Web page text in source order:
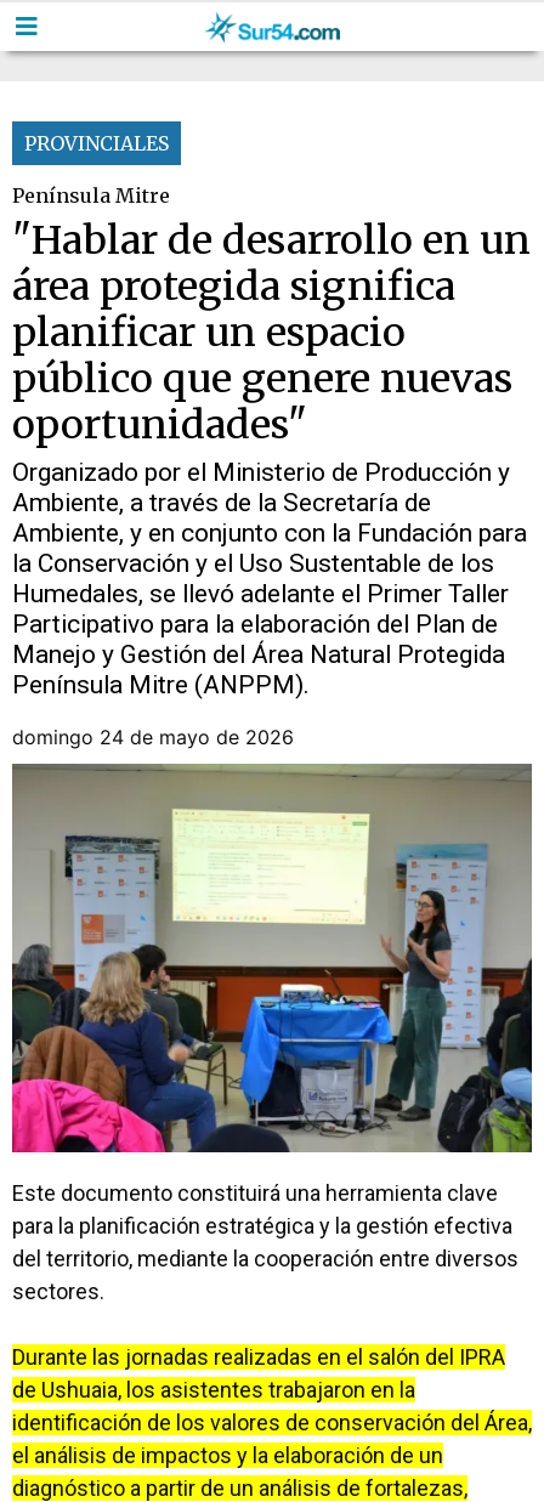
PROVINCIALES
Península Mitre
"Hablar de desarrollo en un
área protegida significa
planificar un espacio
público que genere nuevas
oportunidades"
Organizado por el Ministerio de Producción y
Ambiente, a través de la Secretaría de
Ambiente, y en conjunto con la Fundación para
la Conservación y el Uso Sustentable de los
Humedales, se llevó adelante el Primer Taller
Participativo para la elaboración del Plan de
Manejo y Gestión del Área Natural Protegida
Península Mitre (ANPPM).
domingo 24 de mayo de 2026
Este documento constituirá una herramienta clave
para la planificación estratégica y la gestión efectiva
del territorio, mediante la cooperación entre diversos
sectores.
Durante las jornadas realizadas en el salón del IPRA
de Ushuaia, los asistentes trabajaron en la
identificación de los valores de conservación del Área,
el análisis de impactos y la elaboración de un
diagnóstico a partir de un análisis de fortalezas,